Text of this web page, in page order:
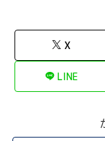
X
LINE